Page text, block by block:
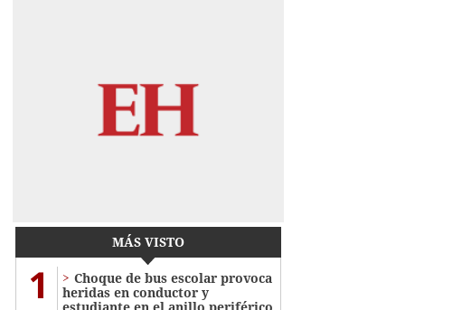
MÁS VISTO
1
Choque de bus escolar provoca
heridas en conductor y